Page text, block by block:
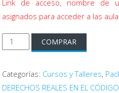
Link de acceso, nombre de
asignados para acceder a las
Pack
de
COMPRAR
Categorías: Cursos y Talleres,
DERECHOS REALES EN EL